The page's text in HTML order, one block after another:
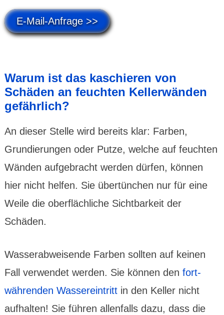
E-Mail-Anfrage >>
Warum ist das kaschieren von
Schäden an feuchten Keller­wänden
gefähr­lich?
An dieser Stelle wird bereits klar: Farben,
Grundie­rungen oder Putze, welche auf feuchten
Wänden aufge­bracht werden dürfen, können
hier nicht helfen. Sie über­tünchen nur für eine
Weile die ober­fläch­liche Sicht­bar­keit der
Schäden.
Wasser­abwei­sende Farben sollten auf keinen
Fall verwendet werden. Sie können den fort­
währen­den Wasser­ein­trittin den Keller nicht
auf­halten! Sie führen allen­falls dazu, dass die